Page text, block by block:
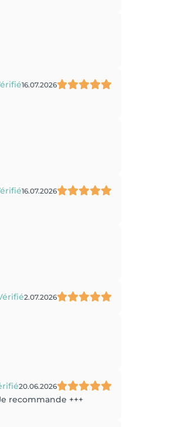
16.07.2026
16.07.2026
2.07.2026
20.06.2026
recommande +++